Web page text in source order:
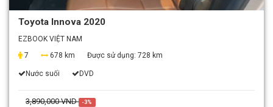
Toyota Innova 2020
EZBOOK VIỆT NAM
7
678 km Được sử dụng: 728 km
Nước suối DVD
3,890,000 VND -3%